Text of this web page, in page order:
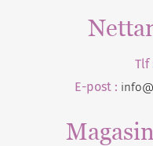
Tlf
E-post :